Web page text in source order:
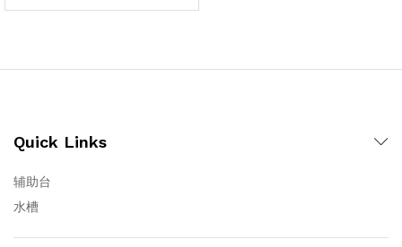
Quick Links
辅助台
水槽